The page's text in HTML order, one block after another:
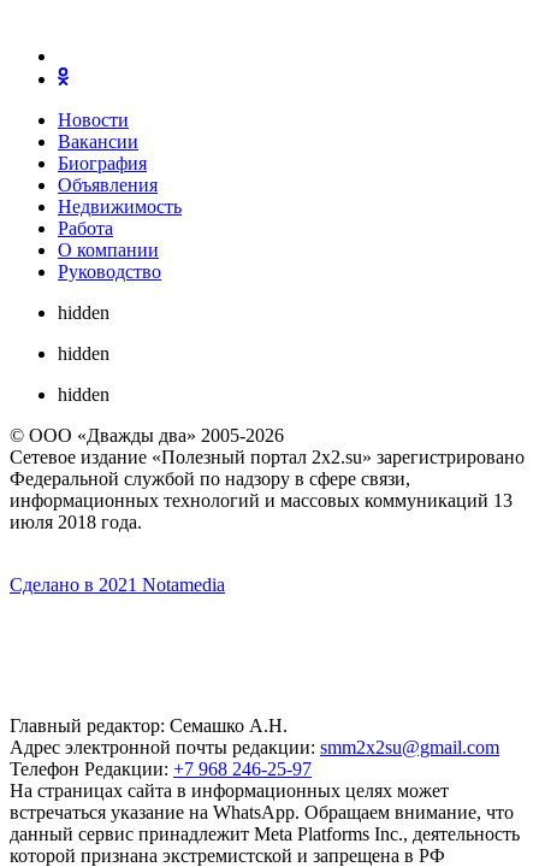
Новости
Вакансии
Биография
Объявления
Недвижимость
Работа
О компании
Руководство
hidden
hidden
hidden
© ООО «Дважды два» 2005-2026
Сетевое издание «Полезный портал 2x2.su» зарегистрировано
Федеральной службой по надзору в сфере связи,
информационных технологий и массовых коммуникаций 13
июля 2018 года.
Сделано в 2021 Notamedia
Главный редактор: Семашко А.Н.
Адрес электронной почты редакции: smm2x2su@gmail.com
Телефон Редакции: +7 968 246-25-97
На страницах сайта в информационных целях может
встречаться указание на WhatsApp. Обращаем внимание, что
данный сервис принадлежит Meta Platforms Inc., деятельность
которой признана экстремистской и запрещена в РФ